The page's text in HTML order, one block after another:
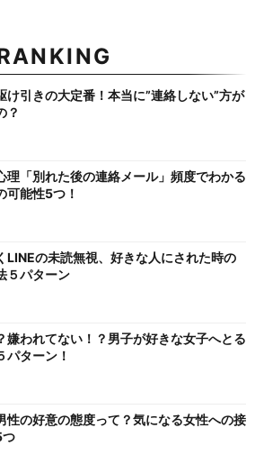
け引きの大定番！本当に”連絡しない”方が
？
理「別れた後の連絡メール」頻度でわかる
可能性5つ！
LINEの未読無視、好きな人にされた時の
５パターン
嫌われてない！？男子が好きな女子へとる
パターン！
性の好意の態度って？気になる女性への接
つ